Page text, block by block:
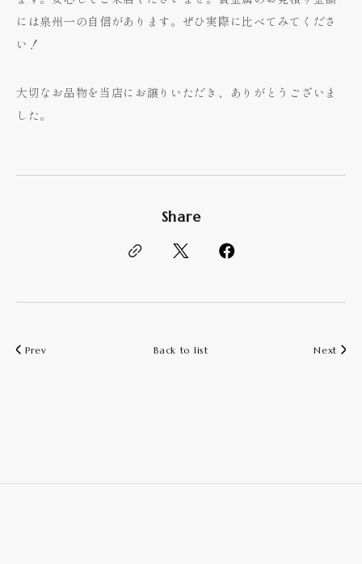
には泉州一の自信があります。ぜひ実際に比べてみてくださ
い！
大切なお品物を当店にお譲りいただき、ありがとうございま
した。
Share
Prev Back to list Next